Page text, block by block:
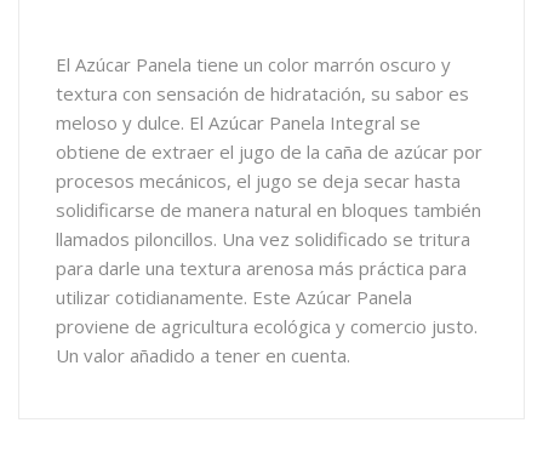
El Azúcar Panela tiene un color marrón oscuro y
textura con sensación de hidratación, su sabor es
meloso y dulce. El Azúcar Panela Integral se
obtiene de extraer el jugo de la caña de azúcar por
procesos mecánicos, el jugo se deja secar hasta
solidificarse de manera natural en bloques también
llamados piloncillos. Una vez solidificado se tritura
para darle una textura arenosa más práctica para
utilizar cotidianamente. Este Azúcar Panela
proviene de agricultura ecológica y comercio justo.
Un valor añadido a tener en cuenta.